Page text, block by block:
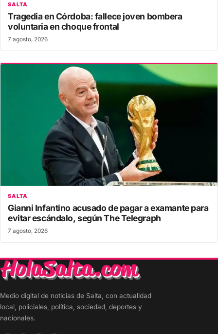
SALTA
Tragedia en Córdoba: fallece joven bombera
voluntaria en choque frontal
7 agosto, 2026
SALTA
Gianni Infantino acusado de pagar a examante para
evitar escándalo, según The Telegraph
7 agosto, 2026
Medio digital de noticias de Salta, con actualidad
local, policiales, política, sociedad, deportes y
nacionales.